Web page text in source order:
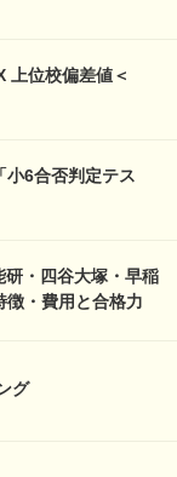
上位校偏差値＜
小6合否判定テス
研・四谷大塚・早稲
徴・費用と合格力
グ